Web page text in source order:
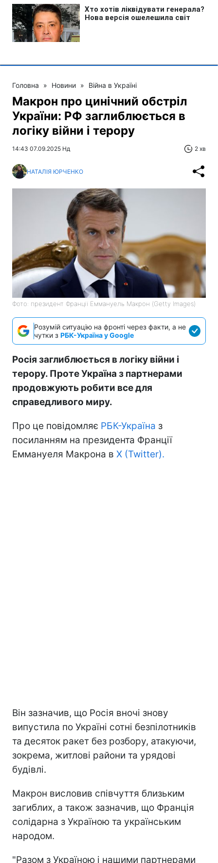
Головна » Новини » Війна в Україні
Макрон про цинічний обстріл
України: РФ заглиблюється в
логіку війни і терору
14:43 07.09.2025 Нд 2 хв
НАТАЛІЯ ЮРЧЕНКО
Фото: президент Франції Еммануель Макрон (Getty Images)
Розумій ситуацію на фронті через факти, а не
чутки з РБК-Україна у Google
Росія заглиблюється в логіку війни і
терору. Проте Україна з партнерами
продовжують робити все для
справедливого миру.
Про це повідомляє РБК-Україна з
посиланням на президента Франції
Еммануеля Макрона в X (Twitter).
Він зазначив, що Росія вночі знову
випустила по Україні сотні безпілотників
та десяток ракет без розбору, атакуючи,
зокрема, житлові райони та урядові
будівлі.
Макрон висловив співчуття близьким
загиблих, а також зазначив, що Франція
солідарна з Україною та українським
народом.
"Разом з Україною і нашими партнерами